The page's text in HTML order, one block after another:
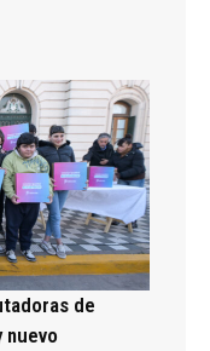
de
nuevo